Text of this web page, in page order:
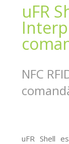
uFR
NFC
uFR Shell